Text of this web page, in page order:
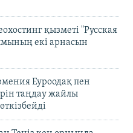
қызметі "Русская
екі арнасын
Еуроодақ пен
таңдау жайлы